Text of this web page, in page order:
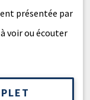
présentée par
voir ou écouter